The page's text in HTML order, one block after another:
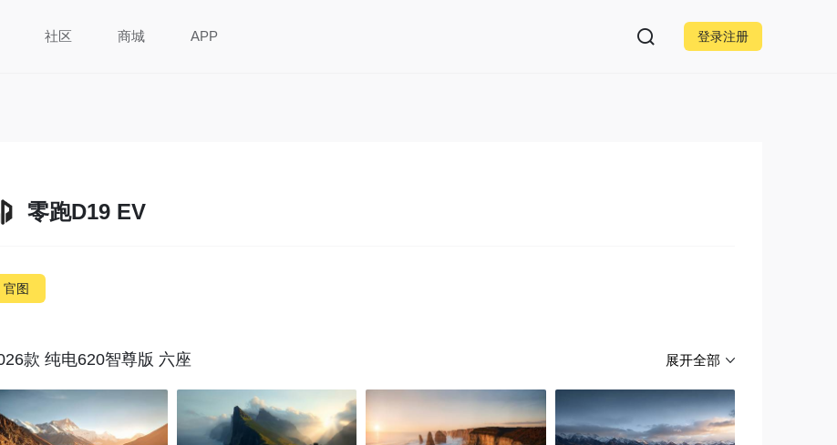
社区 商城 APP 登录注册
零跑D19 EV
官图
款 纯电620智尊版 六座 展开全部